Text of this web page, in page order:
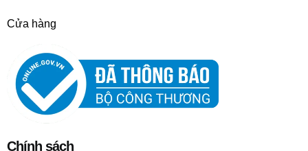
Cửa hàng
Chính sách